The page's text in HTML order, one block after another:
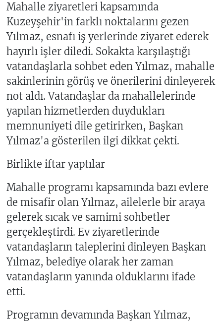
Mahalle ziyaretleri kapsamında
Kuzeyşehir'in farklı noktalarını gezen
Yılmaz, esnafı iş yerlerinde ziyaret ederek
hayırlı işler diledi. Sokakta karşılaştığı
vatandaşlarla sohbet eden Yılmaz, mahalle
sakinlerinin görüş ve önerilerini dinleyerek
not aldı. Vatandaşlar da mahallelerinde
yapılan hizmetlerden duydukları
memnuniyeti dile getirirken, Başkan
Yılmaz'a gösterilen ilgi dikkat çekti.
Birlikte iftar yaptılar
Mahalle programı kapsamında bazı evlere
de misafir olan Yılmaz, ailelerle bir araya
gelerek sıcak ve samimi sohbetler
gerçekleştirdi. Ev ziyaretlerinde
vatandaşların taleplerini dinleyen Başkan
Yılmaz, belediye olarak her zaman
vatandaşların yanında olduklarını ifade
etti.
Programın devamında Başkan Yılmaz,